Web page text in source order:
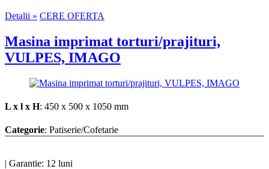
Detalii » CERE OFERTA
Masina imprimat torturi/prajituri,
VULPES, IMAGO
L x l x H: 450 x 500 x 1050 mm
Categorie: Patiserie/Cofetarie
| Garantie: 12 luni